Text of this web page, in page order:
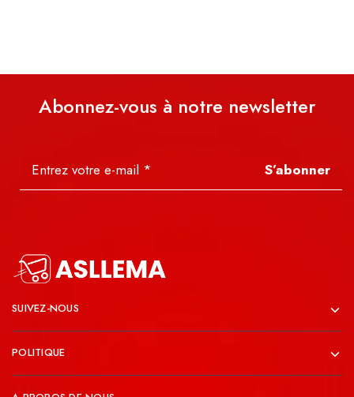
Abonnez-vous à notre newsletter
S’abonner
SUIVEZ-NOUS
POLITIQUE